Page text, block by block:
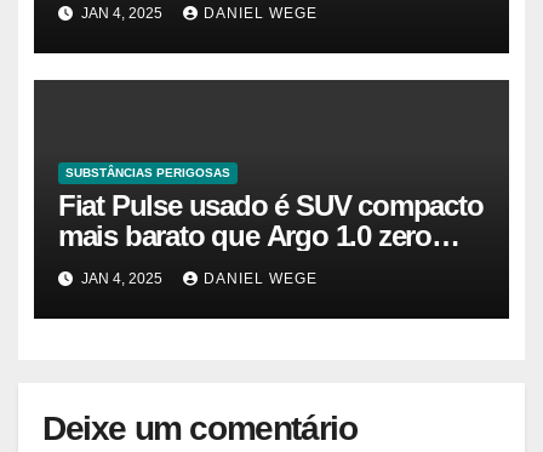
tamanho do mercado, a
participação e a previsão até 2032
JAN 4, 2025 DANIEL WEGE
SUBSTÂNCIAS PERIGOSAS
Fiat Pulse usado é SUV compacto
mais barato que Argo 1.0 zero
quilômetro
JAN 4, 2025 DANIEL WEGE
Deixe um comentário